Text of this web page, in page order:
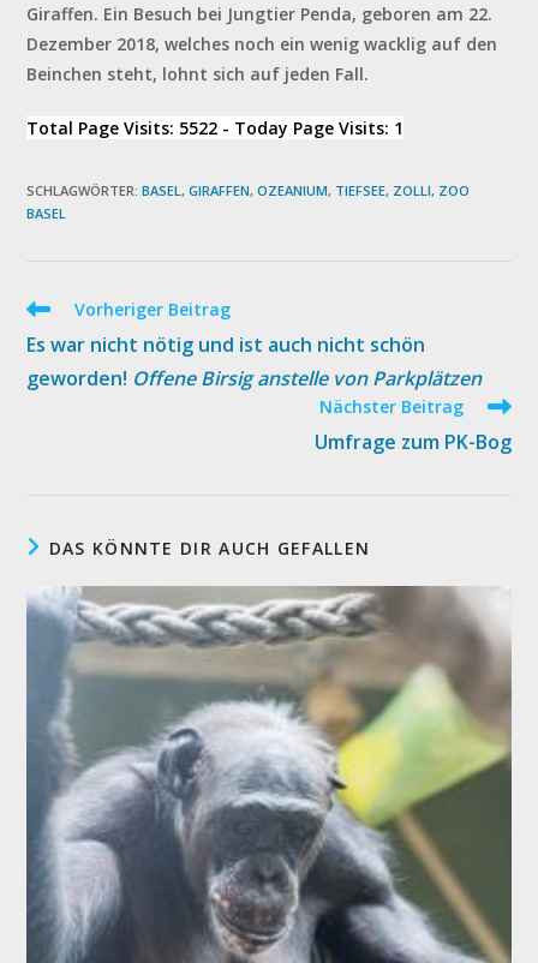
Giraffen. Ein Besuch bei Jungtier Penda, geboren am 22.
Dezember 2018, welches noch ein wenig wacklig auf den
Beinchen steht, lohnt sich auf jeden Fall.
Total Page Visits: 5522 - Today Page Visits: 1
SCHLAGWÖRTER:BASEL , GIRAFFEN, OZEANIUM, TIEFSEE, ZOLLI, ZOO
BASEL
Weitere
ansehen
Vorheriger Beitrag
Es war nicht nötig und ist auch nicht schön
geworden! Offene Birsig anstelle von Parkplätzen
Nächster Beitrag
Umfrage zum PK-Bog
DAS KÖNNTE DIR AUCH GEFALLEN